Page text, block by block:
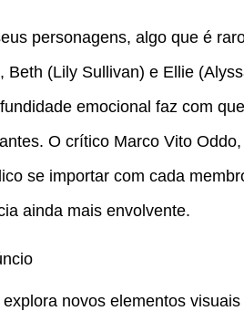
personagens, algo que é
Beth (Lily Sullivan) e Ellie
emocional faz com
O crítico Marco Vito
se importar com cada
ainda mais envolvente​.
explora novos elementos visuais